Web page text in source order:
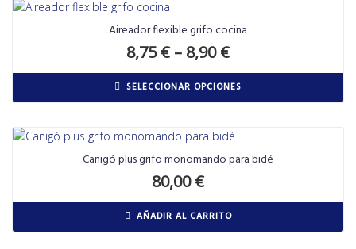
Aireador flexible grifo cocina
8,75€– 8,90€
SELECCIONAR OPCIONES
Canigó plus grifo monomando para bidé
80,00€
AÑADIR AL CARRITO